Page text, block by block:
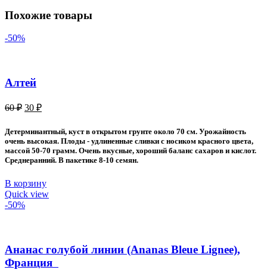
Похожие товары
-50%
Алтей
60₽ Первоначальная
составляла
60 ₽.
30 ₽Текущая
30 ₽.
Детерминантный, куст в открытом грунте около 70 см. Урожайность
очень высокая. Плоды - удлиненные сливки с носиком красного цвета,
массой 50-70 грамм. Очень вкусные, хороший баланс сахаров и кислот.
Среднеранний. В пакетике 8-10 семян.
В корзину
Quick view
-50%
Ананас голубой линии (Ananas Bleue Lignee),
Франция